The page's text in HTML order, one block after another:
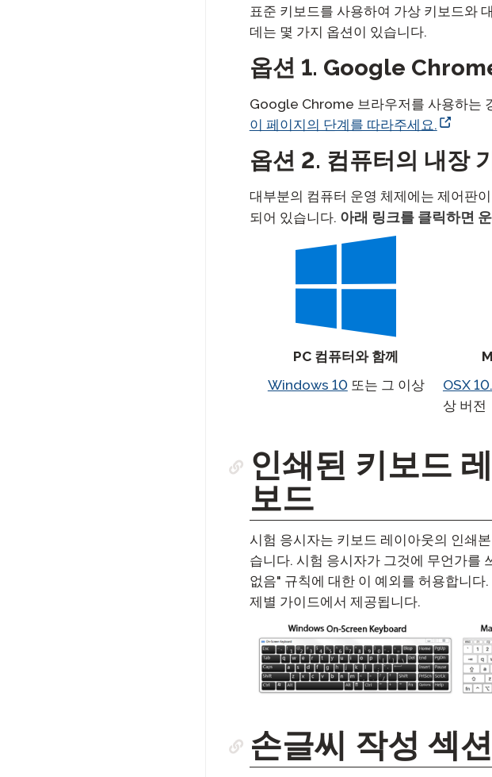
표준 키보드를 사용하여 가상 키보드와
데는 몇 가지 옵션이 있습니다.
옵션 1. Google
Google Chrome 브라우저를 사용하는
이 페이지의 단계를 따라주세요.
옵션 2. 컴퓨터의 내장
대부분의 컴퓨터 운영 체제에는 제어판
되어 있습니다. 아래 링크를 클릭하면
PC 컴퓨터와 함께
Windows 10또는 그 이상
OSX
상 버전
인쇄된 키보드
보드
시험 응시자는 키보드 레이아웃의 인쇄
습니다. 시험 응시자가 그것에 무언가를
없음" 규칙에 대한 이 예외를 허용합니
제별 가이드에서 제공됩니다.
손글씨 작성 섹